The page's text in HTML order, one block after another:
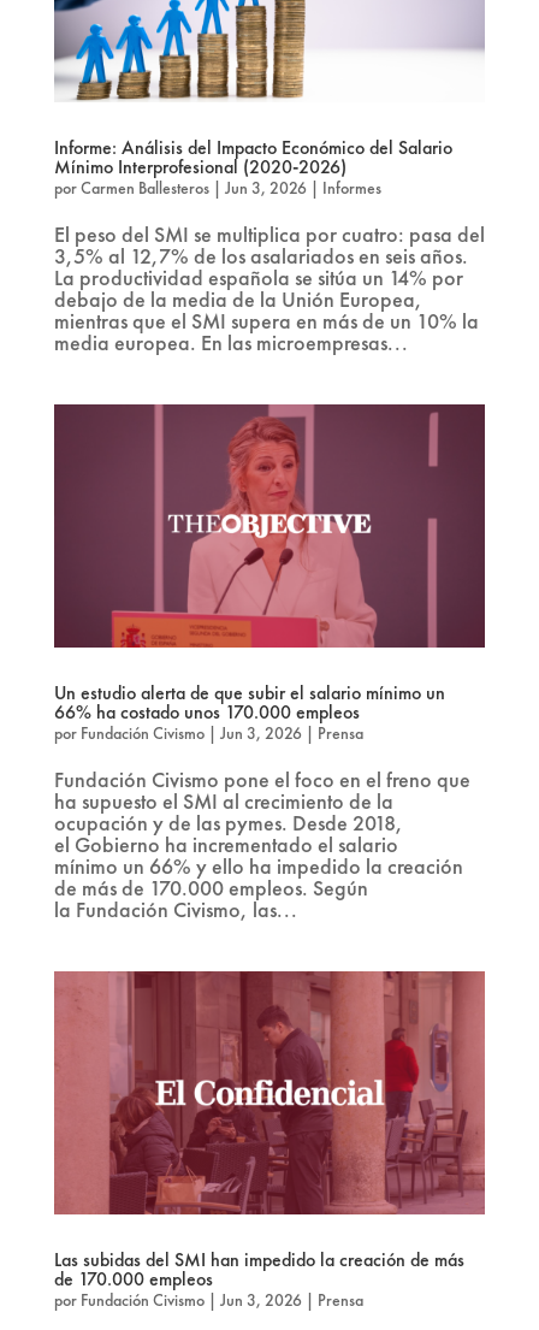
Informe: Análisis del Impacto Económico del Salario
Mínimo Interprofesional (2020-2026)
porCarmen Ballesteros| Jun 3, 2026| Informes
El peso del SMI se multiplica por cuatro: pasa del
3,5% al 12,7% de los asalariados en seis años.
La productividad española se sitúa un 14% por
debajo de la media de la Unión Europea,
mientras que el SMI supera en más de un 10% la
media europea. En las microempresas...
Un estudio alerta de que subir el salario mínimo un
66% ha costado unos 170.000 empleos
por Fundación Civismo| Jun 3, 2026| Prensa
Fundación Civismo pone el foco en el freno que
ha supuesto el SMI al crecimiento de la
ocupación y de las pymes. Desde 2018,
el Gobierno ha incrementado el salario
mínimo un 66% y ello ha impedido la creación
de más de 170.000 empleos. Según
la Fundación Civismo, las...
Las subidas del SMI han impedido la creación de más
de 170.000 empleos
por Fundación Civismo| Jun 3, 2026| Prensa